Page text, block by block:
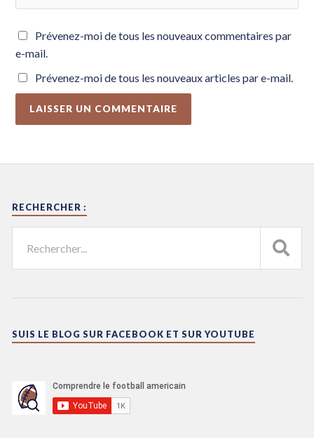
Prévenez-moi de tous les nouveaux commentaires par
e-mail.
Prévenez-moi de tous les nouveaux articles par e-mail.
RECHERCHER :
SUIS LE BLOG SUR FACEBOOK ET SUR YOUTUBE